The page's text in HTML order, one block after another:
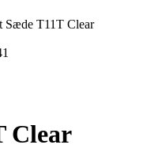
Sæde T11T Clear
Clear